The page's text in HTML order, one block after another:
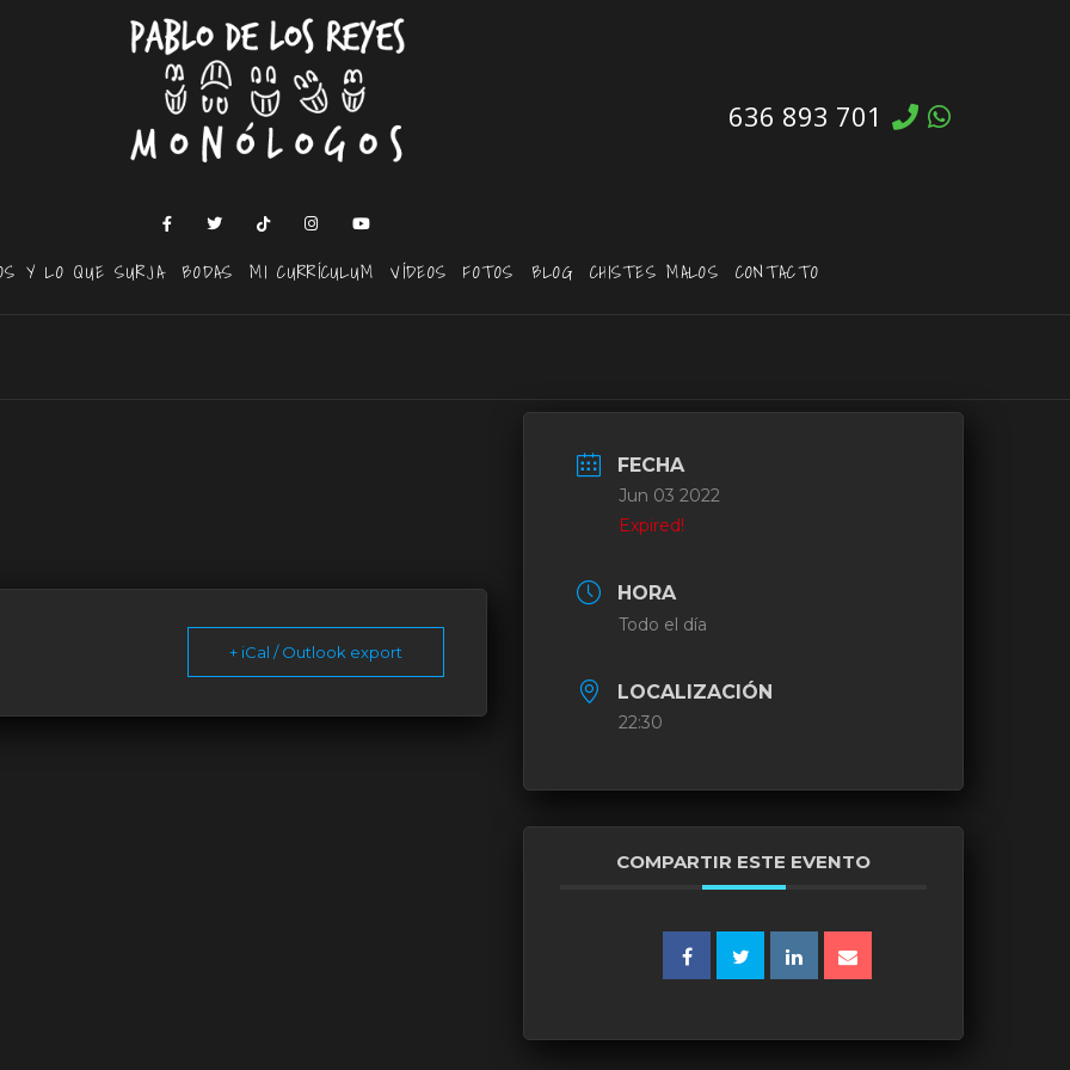
636 893 701
Y LO QUE SURJA BODAS MI CURRÍCULUM VÍDEOS FOTOS BLOG CHISTES MALOS CONTACTO
+ iCal / Outlook export
FECHA
Jun 03 2022
Expired!
HORA
Todo el día
LOCALIZACIÓN
22:30
COMPARTIR ESTE EVENTO